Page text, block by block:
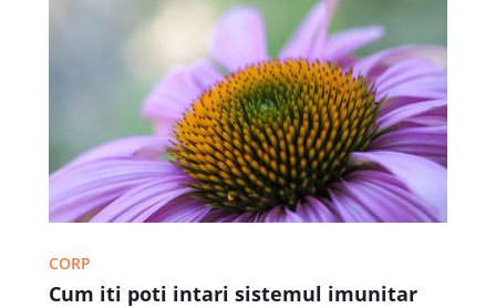
CORP
Cum iti poti intari sistemul imunitar